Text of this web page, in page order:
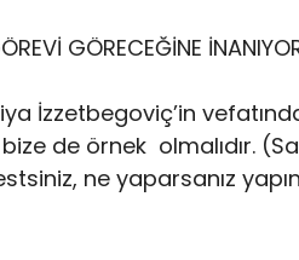
GÖRECEĞİNE
İzzetbegoviç’in
de örnek olmalıdır.
ne yaparsanız yapın